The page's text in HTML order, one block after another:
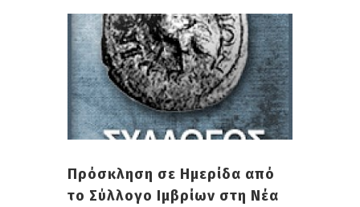
Πρόσκληση σε Ημερίδα από
το Σύλλογο Ιμβρίων στη Νέα